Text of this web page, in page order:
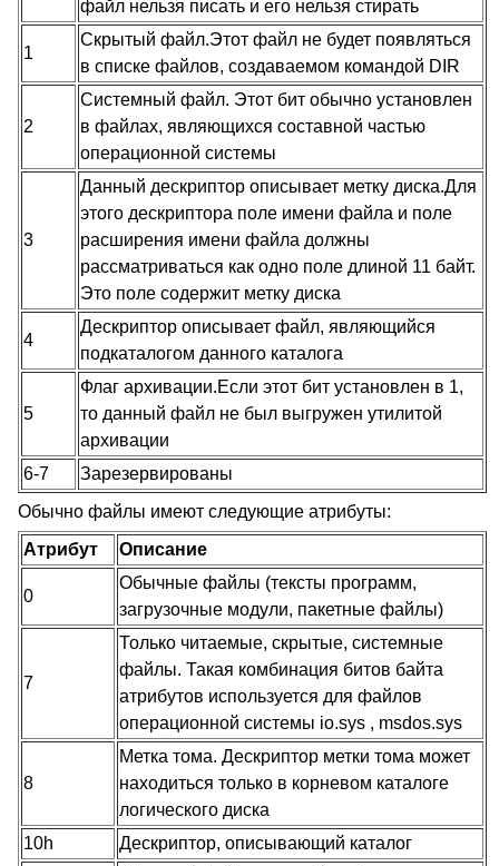
файл нельзя писать и его нельзя стирать
1
Скрытый файл.Этот файл не будет появляться
в списке файлов, создаваемом командой DIR
2
Системный файл. Этот бит обычно установлен
в файлах, являющихся составной частью
операционной системы
3
Данный дескриптор описывает метку диска.Для
этого дескриптора поле имени файла и поле
расширения имени файла должны
рассматриваться как одно поле длиной 11 байт.
Это поле содержит метку диска
4
Дескриптор описывает файл, являющийся
подкаталогом данного каталога
5
Флаг архивации.Если этот бит установлен в 1,
то данный файл не был выгружен утилитой
архивации
6-7
Зарезервированы
Обычно файлы имеют следующие атрибуты:
Атрибут
Описание
0
Обычные файлы (тексты программ,
загрузочные модули, пакетные файлы)
7
Только читаемые, скрытые, системные
файлы. Такая комбинация битов байта
атрибутов используется для файлов
операционной системы io.sys , msdos.sys
8
Метка тома. Дескриптор метки тома может
находиться только в корневом каталоге
логического диска
10h
Дескриптор, описывающий каталог